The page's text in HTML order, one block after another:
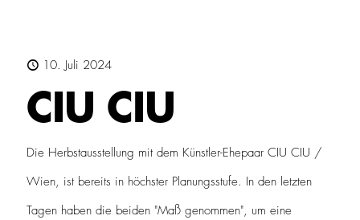
10. Juli 2024
CIU CIU
Die Herbstausstellung mit dem Künstler-Ehepaar CIU CIU /
Wien, ist bereits in höchster Planungsstufe. In den letzten
Tagen haben die beiden "Maß genommen", um eine